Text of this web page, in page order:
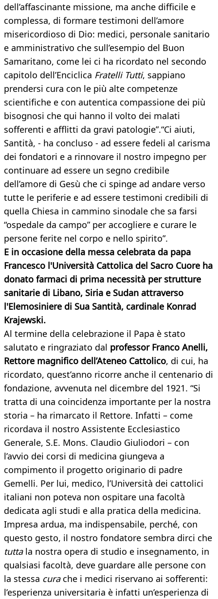
dell’affascinante missione, ma anche difficile e
complessa, di formare testimoni dell’amore
misericordioso di Dio: medici, personale sanitario
e amministrativo che sull’esempio del Buon
Samaritano, come lei ci ha ricordato nel secondo
capitolo dell’Enciclica Fratelli Tutti, sappiano
prendersi cura con le più alte competenze
scientifiche e con autentica compassione dei più
bisognosi che qui hanno il volto dei malati
sofferenti e afflitti da gravi patologie”.“Ci aiuti,
Santità, - ha concluso - ad essere fedeli al carisma
dei fondatori e a rinnovare il nostro impegno per
continuare ad essere un segno credibile
dell’amore di Gesù che ci spinge ad andare verso
tutte le periferie e ad essere testimoni credibili di
quella Chiesa in cammino sinodale che sa farsi
“ospedale da campo” per accogliere e curare le
persone ferite nel corpo e nello spirito”.
E in occasione della messa celebrata da papa
Francesco l'Università Cattolica del Sacro Cuore ha
donato farmaci di prima necessità per strutture
sanitarie di Libano, Siria e Sudan attraverso
l'Elemosiniere di Sua Santità, cardinale Konrad
Krajewski.
Al termine della celebrazione il Papa è stato
salutato e ringraziato dal professor Franco Anelli,
Rettore magnifico dell’Ateneo Cattolico, di cui, ha
ricordato, quest’anno ricorre anche il centenario di
fondazione, avvenuta nel dicembre del 1921. “Si
tratta di una coincidenza importante per la nostra
storia – ha rimarcato il Rettore. Infatti – come
ricordava il nostro Assistente Ecclesiastico
Generale, S.E. Mons. Claudio Giuliodori – con
l’avvio dei corsi di medicina giungeva a
compimento il progetto originario di padre
Gemelli. Per lui, medico, l’Università dei cattolici
italiani non poteva non ospitare una facoltà
dedicata agli studi e alla pratica della medicina.
Impresa ardua, ma indispensabile, perché, con
questo gesto, il nostro fondatore sembra dirci che
tutta la nostra opera di studio e insegnamento, in
qualsiasi facoltà, deve guardare alle persone con
la stessa cura che i medici riservano ai sofferenti:
l’esperienza universitaria è infatti un’esperienza di